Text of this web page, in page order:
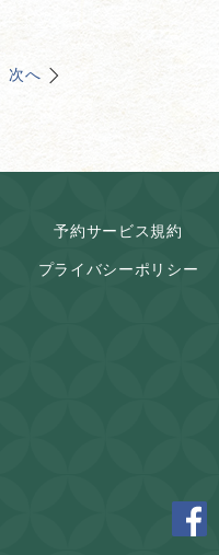
次へ
予約サービス規約
プライバシーポリシー